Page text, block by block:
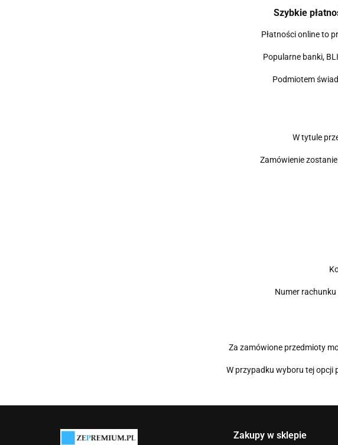
Szybkie
Płatności online to
Popularne banki,
Podmiotem
W tytule
Zamówienie
Numer
Za zamówione przedmioty
W przypadku wyboru tej opcji
Zakupy w sklepie